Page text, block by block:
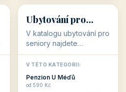
🧓 33 objektů
Ubytování pro
seniory
V katalogu ubytování pro
seniory najdete
penziony a hotely, které
jsou přizpůsobeny pro
ubytování klientů vyššího
věku. Některé z nich
V TÉTO KATEGORII:
Penzion U Méďů
od 590 Kč